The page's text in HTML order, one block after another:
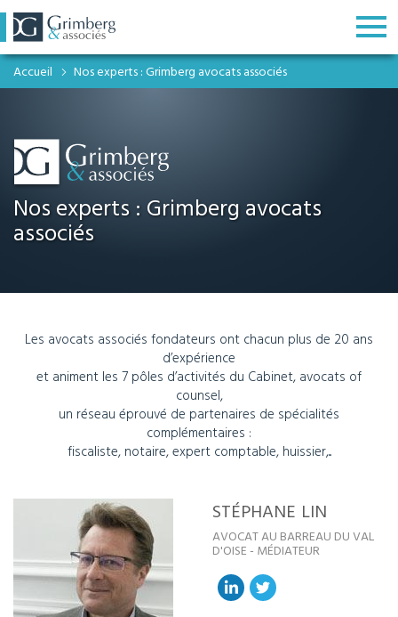
Accueil Nos experts : Grimberg avocats associés
Nos experts : Grimberg avocats
associés
Les avocats associés fondateurs ont chacun plus de 20 ans
d’expérience
et animent les 7 pôles d’activités du Cabinet, avocats of
counsel,
un réseau éprouvé de partenaires de spécialités
complémentaires :
fiscaliste, notaire, expert comptable, huissier,...
STÉPHANE LIN
AVOCAT AU BARREAU DU VAL
D'OISE - MÉDIATEUR